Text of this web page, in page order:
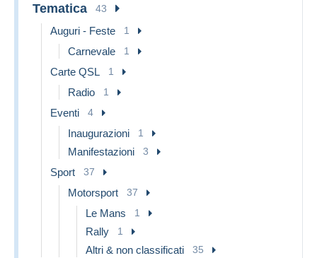
Tematica 43
Auguri - Feste 1
Carnevale 1
Carte QSL 1
Radio 1
Eventi 4
Inaugurazioni 1
Manifestazioni 3
Sport 37
Motorsport 37
Le Mans 1
Rally 1
Altri & non classificati 35